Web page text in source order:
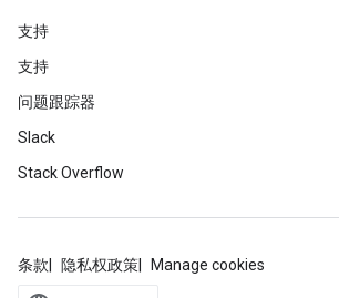
支持
支持
问题跟踪器
Slack
Stack Overflow
条款 隐私权政策 Manage cookies